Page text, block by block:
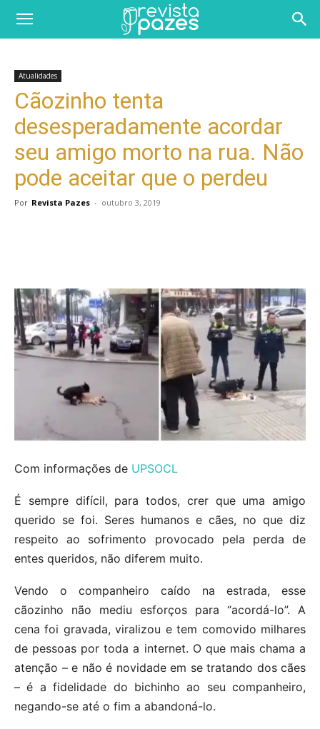
Atualidades
Cãozinho tenta
desesperadamente acordar
seu amigo morto na rua. Não
pode aceitar que o perdeu
Por Revista Pazes - outubro 3, 2019
Com informações de UPSOCL
É sempre difícil, para todos, crer que uma amigo
querido se foi. Seres humanos e cães, no que diz
respeito ao sofrimento provocado pela perda de
entes queridos, não diferem muito.
Vendo o companheiro caído na estrada, esse
cãozinho não mediu esforços para “acordá-lo”. A
cena foi gravada, viralizou e tem comovido milhares
de pessoas por toda a internet. O que mais chama a
atenção – e não é novidade em se tratando dos cães
– é a fidelidade do bichinho ao seu companheiro,
negando-se até o fim a abandoná-lo.